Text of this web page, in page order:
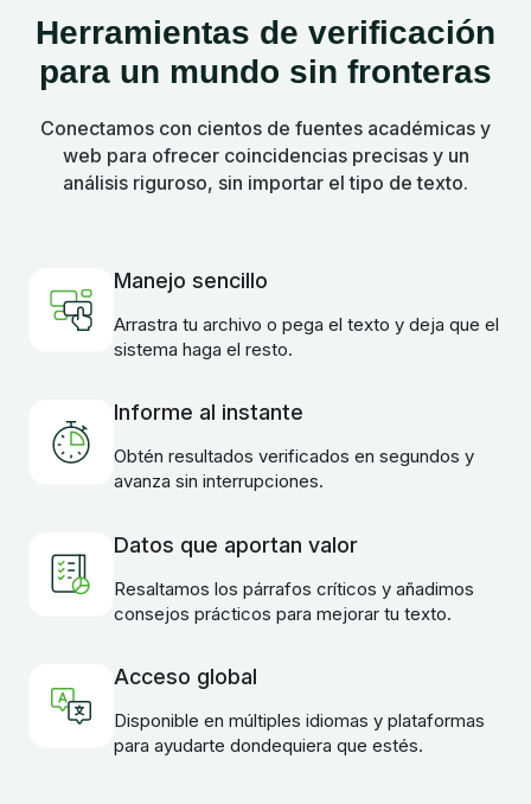
Herramientas de verificación
para un mundo sin fronteras
Conectamos con cientos de fuentes académicas y
web para ofrecer coincidencias precisas y un
análisis riguroso, sin importar el tipo de texto.
Manejo sencillo
Arrastra tu archivo o pega el texto y deja que el
sistema haga el resto.
Informe al instante
Obtén resultados verificados en segundos y
avanza sin interrupciones.
Datos que aportan valor
Resaltamos los párrafos críticos y añadimos
consejos prácticos para mejorar tu texto.
Acceso global
Disponible en múltiples idiomas y plataformas
para ayudarte dondequiera que estés.